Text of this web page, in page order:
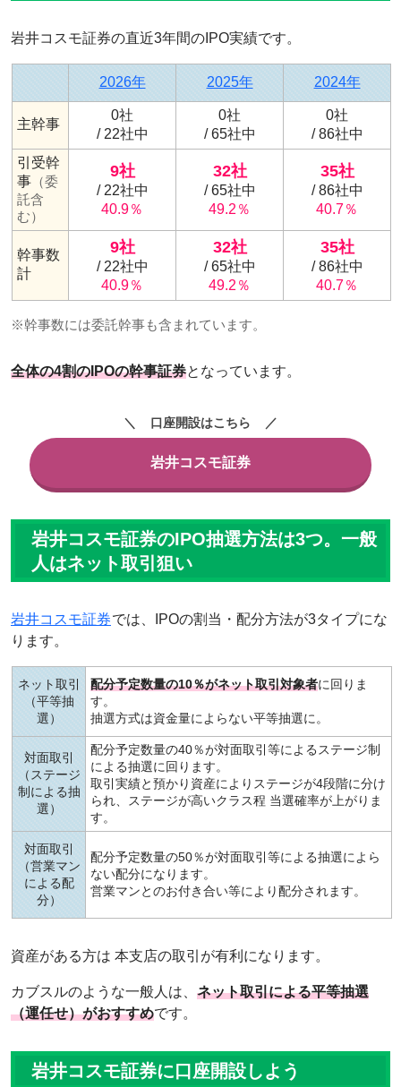
岩井コスモ証券の直近3年間のIPO実績です。
2026年 2025年 2024年
主幹事
0社
/ 22社中
0社
/ 65社中
0社
/ 86社中
引受幹
事 （委
託含
む）
9社
/ 22社中
40.9％
32社
/ 65社中
49.2％
35社
/ 86社中
40.7％
幹事数
計
9社
/ 22社中
40.9％
32社
/ 65社中
49.2％
35社
/ 86社中
40.7％
※幹事数には委託幹事も含まれています。
全体の4割のIPOの幹事証券となっています。
岩井コスモ証券
口座開設はこちら
岩井コスモ証券のIPO抽選方法は3つ。一般
人はネット取引狙い
岩井コスモ証券では、IPOの割当・配分方法が3タイプにな
ります。
ネット取引
（平等抽
選）
配分予定数量の10％がネット取引対象者に回りま
す。
抽選方式は資金量によらない平等抽選に。
対面取引
（ステージ
制による抽
選）
配分予定数量の40％が対面取引等によるステージ制
による抽選に回ります。
取引実績と預かり資産によりステージが4段階に分け
られ、ステージが高いクラス程 当選確率が上がりま
す。
対面取引
（営業マン
による配
分）
配分予定数量の50％が対面取引等による抽選によら
ない配分になります。
営業マンとのお付き合い等により配分されます。
資産がある方は 本支店の取引が有利になります。
カブスルのような一般人は、 ネット取引による平等抽選
（運任せ）がおすすめです。
岩井コスモ証券に口座開設しよう